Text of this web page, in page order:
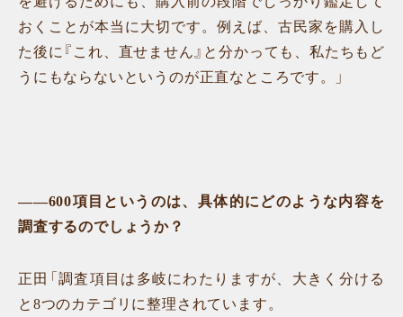
おくことが本当に大切です。例えば、古民家を購入し
た後に『これ、直せません』と分かっても、私たちもど
うにもならないというのが正直なところです。」
——600項目というのは、具体的にどのような内容を
調査するのでしょうか？
正田「調査項目は多岐にわたりますが、大きく分ける
と8つのカテゴリに整理されています。